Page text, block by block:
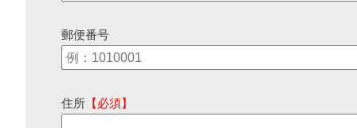
郵便番号
住所 【必須】